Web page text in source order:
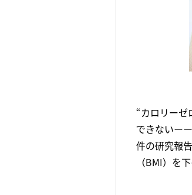
“カロリー
できないー
件の研究報
（BMI）を